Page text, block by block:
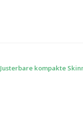
Justerbare kompakte